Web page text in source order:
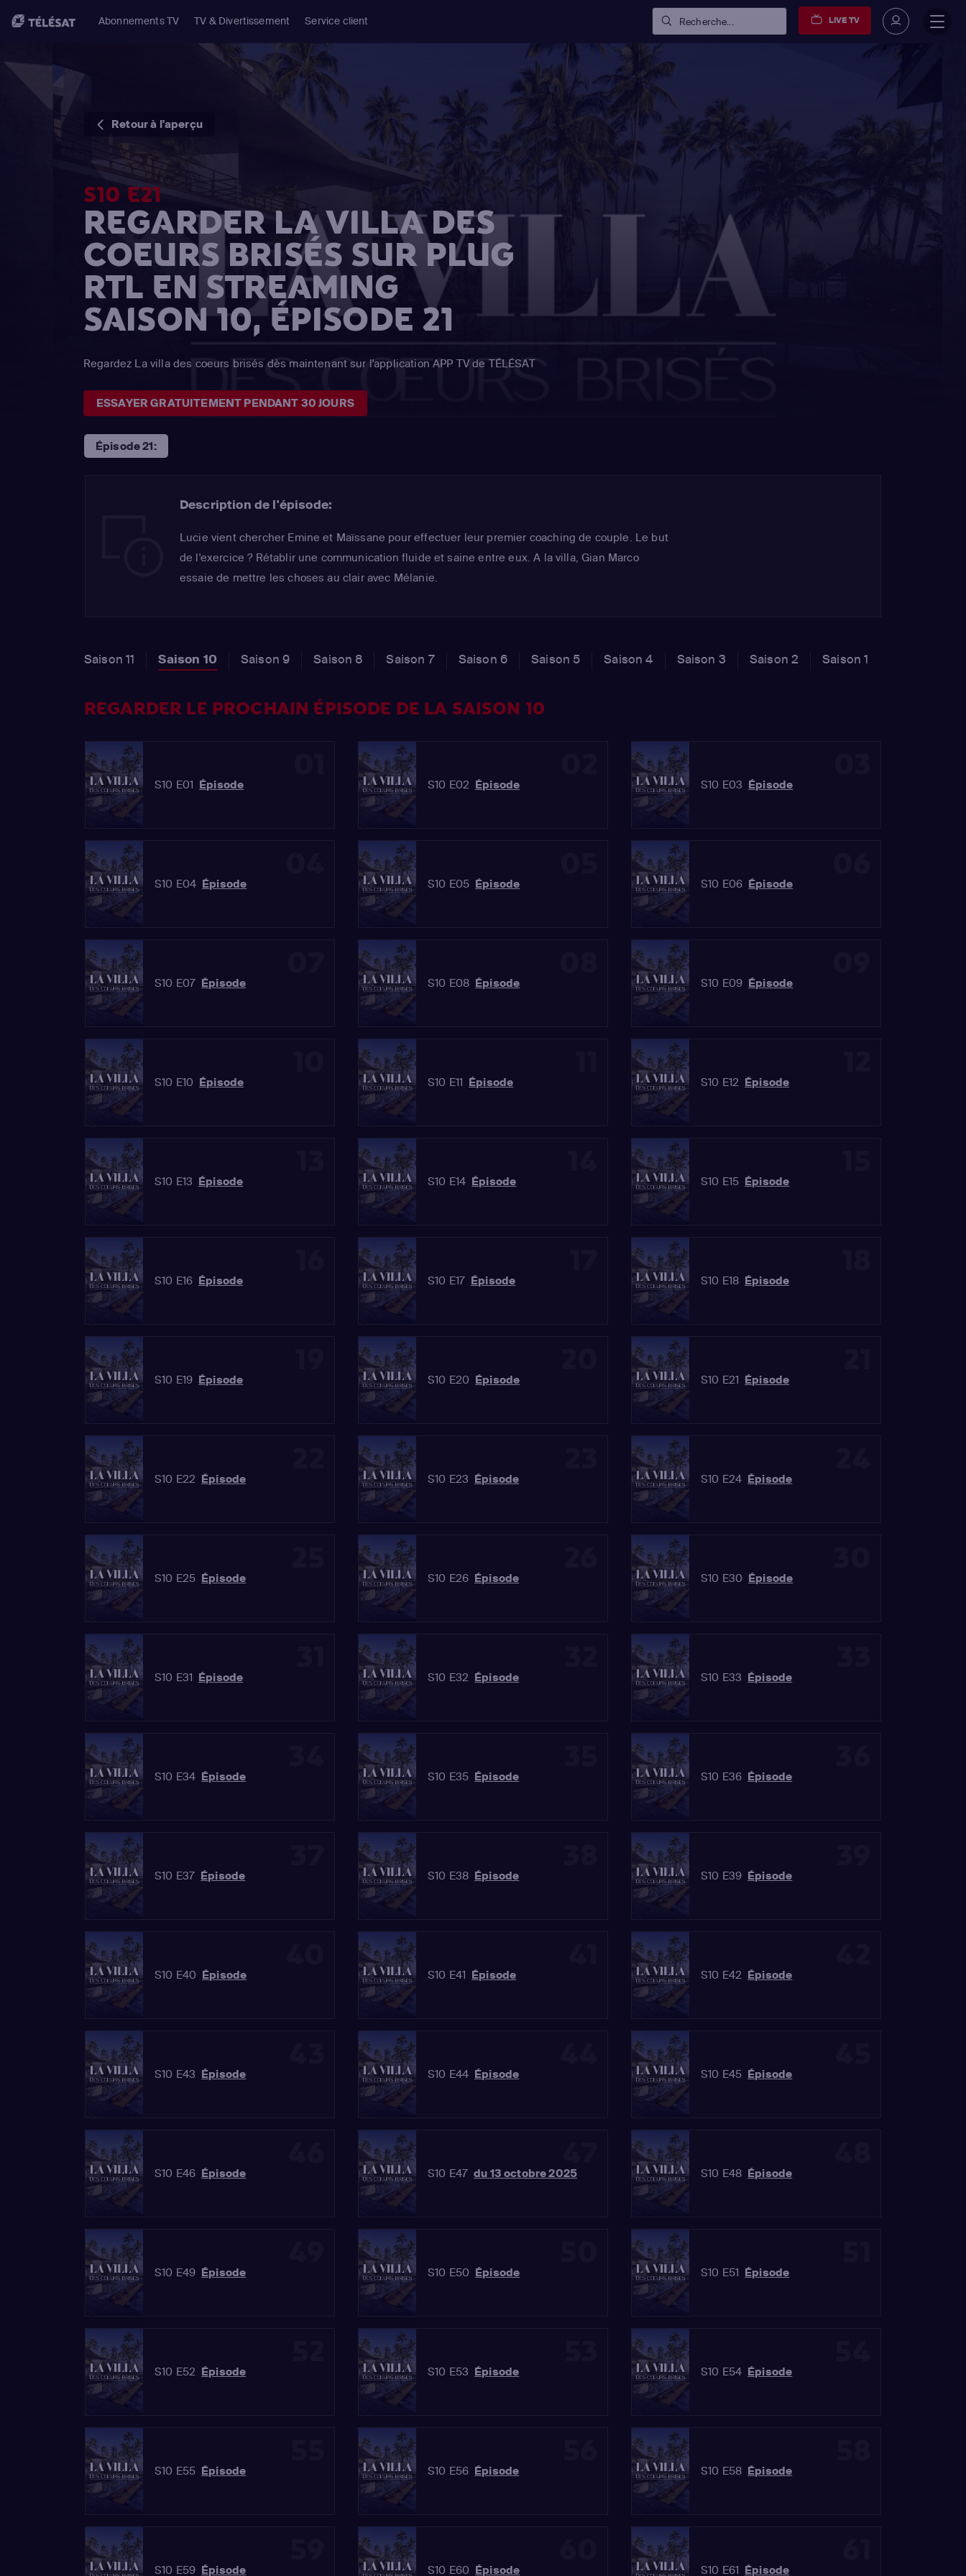
Abonnements TV TV & Divertissement Service client Recherche... LIVE TV
Retour à l'aperçu
S10 E21
REGARDER LA VILLA DES
COEURS BRISÉS SUR PLUG
RTL EN STREAMING
SAISON 10, ÉPISODE 21
Regardez La villa des coeurs brisés dès maintenant sur l'application APP TV de TÉLÉSAT
ESSAYER GRATUITEMENT PENDANT 30 JOURS
Épisode 21:
Description de l'épisode:
Lucie vient chercher Emine et Maïssane pour effectuer leur premier coaching de couple. Le but
de l'exercice ? Rétablir une communication fluide et saine entre eux. A la villa, Gian Marco
essaie de mettre les choses au clair avec Mélanie.
Saison 11 Saison 10 Saison 9 Saison 8 Saison 7 Saison 6 Saison 5 Saison 4 Saison 3 Saison 2 Saison 1
REGARDER LE PROCHAIN ÉPISODE DE LA SAISON 10
S10 E01 Épisode S10 E02 Épisode S10 E03 Épisode
S10 E04 Épisode S10 E05 Épisode S10 E06 Épisode
S10 E07 Épisode S10 E08 Épisode S10 E09 Épisode
S10 E10 Épisode S10 E11 Épisode S10 E12 Épisode
S10 E13 Épisode S10 E14 Épisode S10 E15 Épisode
S10 E16 Épisode S10 E17 Épisode S10 E18 Épisode
S10 E19 Épisode S10 E20 Épisode S10 E21 Épisode
S10 E22 Épisode S10 E23 Épisode S10 E24 Épisode
S10 E25 Épisode S10 E26 Épisode S10 E30 Épisode
S10 E31 Épisode S10 E32 Épisode S10 E33 Épisode
S10 E34 Épisode S10 E35 Épisode S10 E36 Épisode
S10 E37 Épisode S10 E38 Épisode S10 E39 Épisode
S10 E40 Épisode S10 E41 Épisode S10 E42 Épisode
S10 E43 Épisode S10 E44 Épisode S10 E45 Épisode
S10 E46 Épisode S10 E47 du 13 octobre 2025 S10 E48 Épisode
S10 E49 Épisode S10 E50 Épisode S10 E51 Épisode
S10 E52 Épisode S10 E53 Épisode S10 E54 Épisode
S10 E55 Épisode S10 E56 Épisode S10 E58 Épisode
S10 E59 Épisode S10 E60 Épisode S10 E61 Épisode